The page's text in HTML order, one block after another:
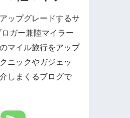
ップグレードするサ
ガー兼陸マイラー
マイル旅行をアップ
ニックやガジェッ
しまくるブログで